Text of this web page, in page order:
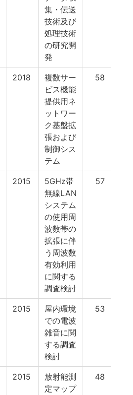
集・伝送
技術及び
処理技術
の研究開
発
2018
複数サー
ビス機能
提供用ネ
ットワー
ク基盤拡
張および
制御シス
テム
58
2015
5GHz帯
無線LAN
システム
の使用周
波数帯の
拡張に伴
う周波数
有効利用
に関する
調査検討
57
2015
屋内環境
での電波
雑音に関
する調査
検討
53
2015
放射能測
定マップ
48